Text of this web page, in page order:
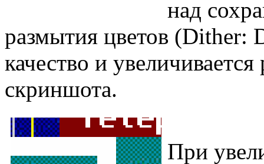
над
размытия цветов (Dither:
качество и
скриншота.
При